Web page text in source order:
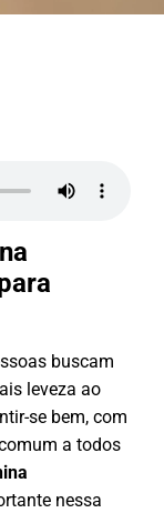
buscam
leveza ao
se bem, com
a todos
nessa